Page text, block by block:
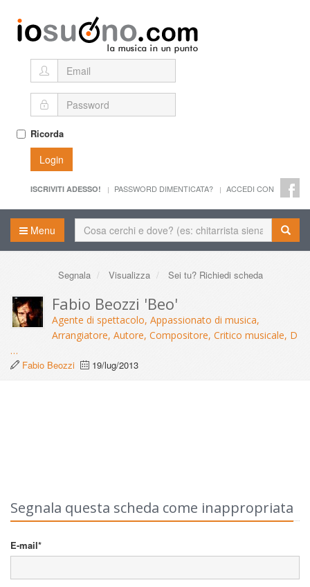
Ricorda
Login
ISCRIVITI ADESSO! PASSWORD DIMENTICATA? ACCEDI CON
Menu
Segnala Visualizza Sei tu? Richiedi scheda
Fabio Beozzi 'Beo'
Agente di spettacolo, Appassionato di musica,
Arrangiatore, Autore, Compositore, Critico musicale, D
…
Fabio Beozzi
19/lug/2013
Segnala questa scheda come inappropriata
E-mail*